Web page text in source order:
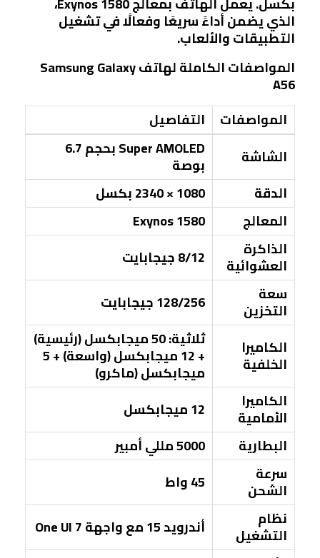
الذي يضمن أداءً سريعًا وفعالًا في تشغيل
التطبيقات والألعاب.
المواصفات الكاملة لهاتف Samsung Galaxy
A56
المواصفات
التفاصيل
الشاشة
Super AMOLED بحجم 6.7
بوصة
الدقة
1080 × 2340 بكسل
المعالج
Exynos 1580
الذاكرة
العشوائية
8/12 جيجابايت
سعة
التخزين
128/256 جيجابايت
الكاميرا
الخلفية
ثلاثية: 50 ميجابكسل (رئيسية)
+ 12 ميجابكسل (واسعة) + 5
ميجابكسل (ماكرو)
الكاميرا
الأمامية
12 ميجابكسل
البطارية
5000 مللي أمبير
سرعة
الشحن
45 واط
نظام
التشغيل
أندرويد 15 مع واجهة One UI 7